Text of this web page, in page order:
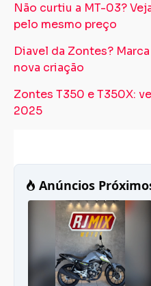
Não curtiu a MT-03?
pelo mesmo preço
Diavel da Zontes?
nova criação
Zontes T350 e T350X:
2025